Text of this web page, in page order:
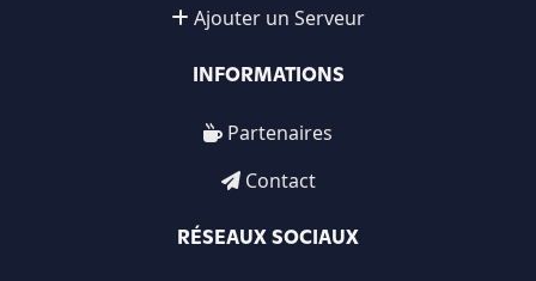
Ajouter un Serveur
INFORMATIONS
Partenaires
Contact
RÉSEAUX SOCIAUX